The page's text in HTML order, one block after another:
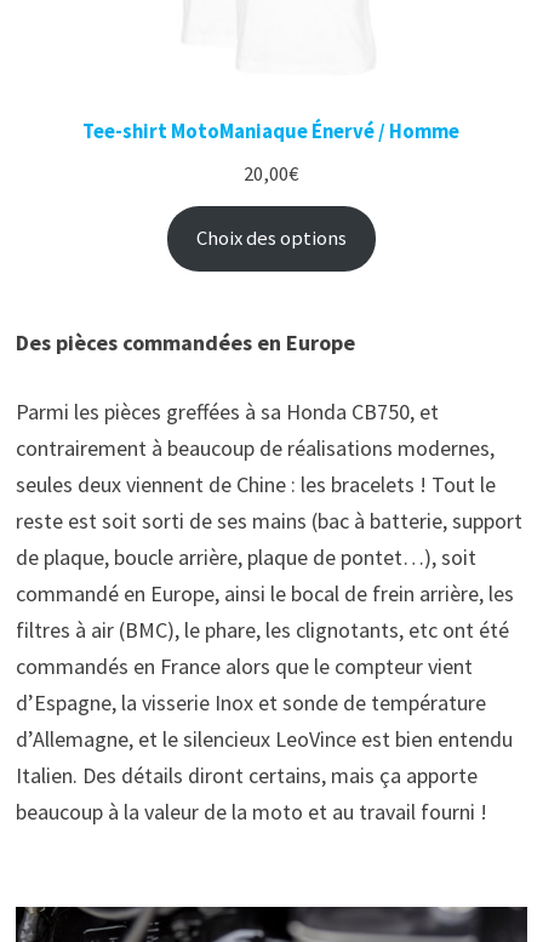
Tee-shirt MotoManiaque Énervé / Homme
20,00€
Choix des options
Des pièces commandées en Europe
Parmi les pièces greffées à sa Honda CB750, et
contrairement à beaucoup de réalisations modernes,
seules deux viennent de Chine : les bracelets ! Tout le
reste est soit sorti de ses mains (bac à batterie, support
de plaque, boucle arrière, plaque de pontet…), soit
commandé en Europe, ainsi le bocal de frein arrière, les
filtres à air (BMC), le phare, les clignotants, etc ont été
commandés en France alors que le compteur vient
d’Espagne, la visserie Inox et sonde de température
d’Allemagne, et le silencieux LeoVince est bien entendu
Italien. Des détails diront certains, mais ça apporte
beaucoup à la valeur de la moto et au travail fourni !